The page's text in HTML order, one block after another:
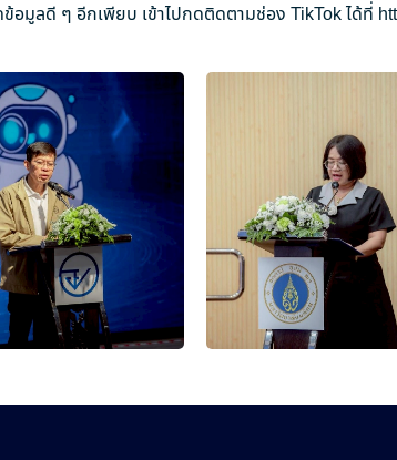
อมูลดี ๆ อีกเพียบ เข้าไปกดติดตามช่อง TikTok ได้ที่